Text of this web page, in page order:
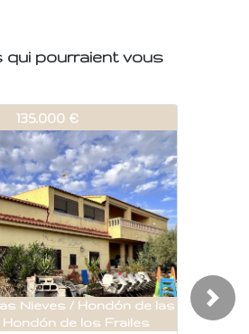
pourraient vous
135.000 €
Nieves / Hondón de las
Hondón de los Frailes